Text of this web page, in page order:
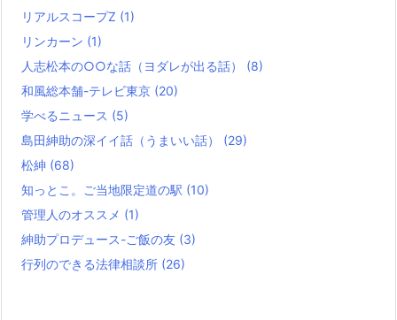
リアルスコープZ (1)
リンカーン (1)
人志松本の○○な話（ヨダレが出る話） (8)
和風総本舗-テレビ東京 (20)
学べるニュース (5)
島田紳助の深イイ話（うまいい話） (29)
松紳 (68)
知っとこ。ご当地限定道の駅 (10)
管理人のオススメ (1)
紳助プロデュース-ご飯の友 (3)
行列のできる法律相談所 (26)